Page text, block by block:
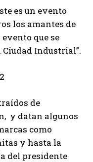
es un evento
los amantes de
que se
Ciudad Industrial”.
de
y datan algunos
como
y hasta la
del presidente